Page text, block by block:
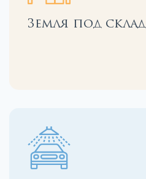
Земля под склад